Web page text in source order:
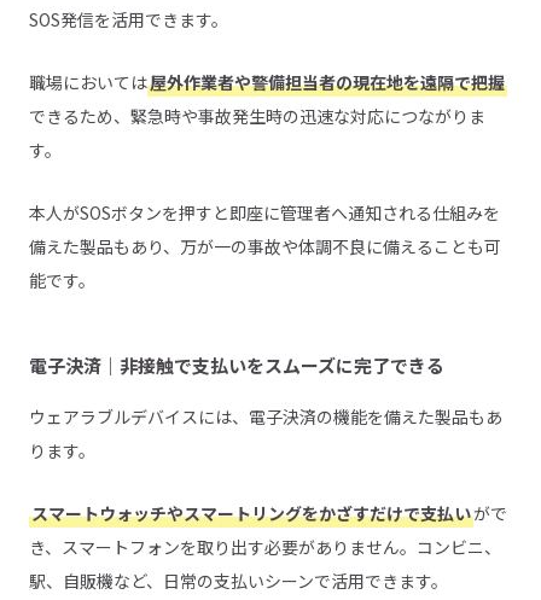
SOS発信を活用できます。
職場においては屋外作業者や警備担当者の現在地を遠隔で把握
できるため、緊急時や事故発生時の迅速な対応につながりま
す。
本人がSOSボタンを押すと即座に管理者へ通知される仕組みを
備えた製品もあり、万が一の事故や体調不良に備えることも可
能です。
電子決済｜非接触で支払いをスムーズに完了できる
ウェアラブルデバイスには、電子決済の機能を備えた製品もあ
ります。
スマートウォッチやスマートリングをかざすだけで支払いがで
き、スマートフォンを取り出す必要がありません。コンビニ、
駅、自販機など、日常の支払いシーンで活用できます。